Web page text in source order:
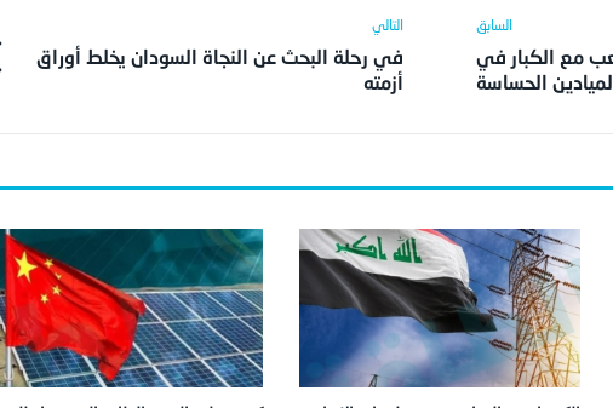
مع الكبار في
الحساسة
في رحلة البحث عن النجاة السودان يخلط أوراق
أزمته